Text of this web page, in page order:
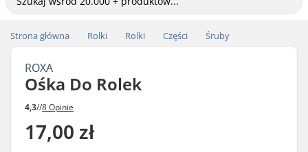
Strona główna Rolki Rolki Części Śruby
ROXA
Ośka Do Rolek
4,3//8 Opinie
17,00 zł